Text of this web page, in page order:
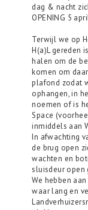
dag & nacht
OPENING 5
Terwijl we op
H(a)L gereden
halen om de
komen om
plafond zodat
ophangen, in
noemen of is
Space
inmiddels aan
In afwachting
de brug open
wachten en
sluisdeur open
We hebben
waar lang en